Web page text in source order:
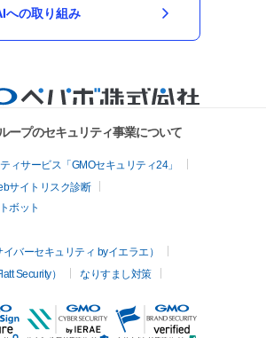
への取り組み
ープのセキュリティ事業について
ィサービス「GMOセキュリティ24」
サイトリスク診断
ボット
バーセキュリティ byイエラエ）
Security）
なりすまし対策